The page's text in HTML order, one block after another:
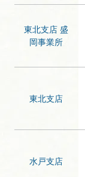
東北支店 盛
岡事業所
東北支店
水戸支店